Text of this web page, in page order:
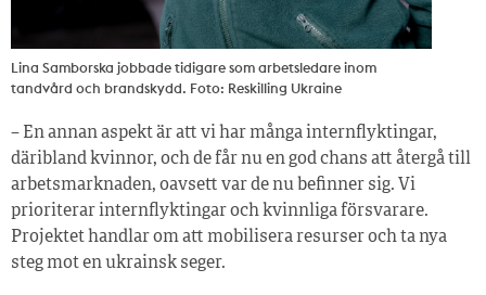
Lina Samborska jobbade tidigare som arbetsledare inom
tandvård och brandskydd. Foto: Reskilling Ukraine
– En annan aspekt är att vi har många internflyktingar,
däribland kvinnor, och de får nu en god chans att återgå till
arbetsmarknaden, oavsett var de nu befinner sig. Vi
prioriterar internflyktingar och kvinnliga försvarare.
Projektet handlar om att mobilisera resurser och ta nya
steg mot en ukrainsk seger.